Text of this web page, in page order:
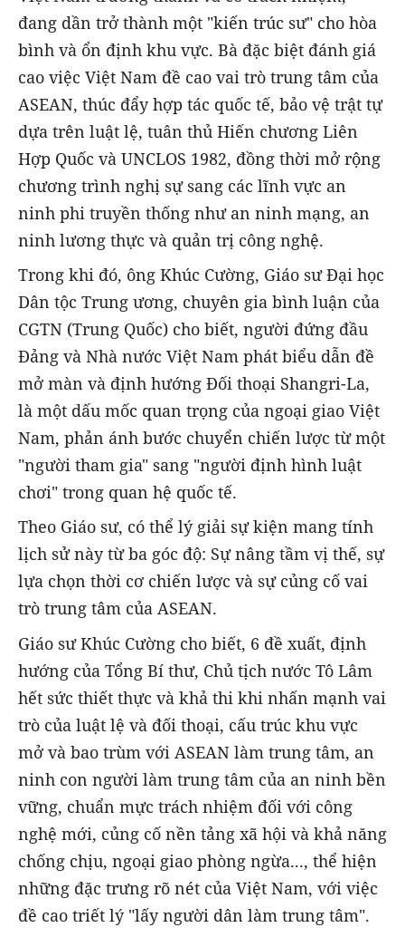
đang dần trở thành một "kiến trúc sư" cho hòa
bình và ổn định khu vực. Bà đặc biệt đánh giá
cao việc Việt Nam đề cao vai trò trung tâm của
ASEAN, thúc đẩy hợp tác quốc tế, bảo vệ trật tự
dựa trên luật lệ, tuân thủ Hiến chương Liên
Hợp Quốc và UNCLOS 1982, đồng thời mở rộng
chương trình nghị sự sang các lĩnh vực an
ninh phi truyền thống như an ninh mạng, an
ninh lương thực và quản trị công nghệ.
Trong khi đó, ông Khúc Cường, Giáo sư Đại học
Dân tộc Trung ương, chuyên gia bình luận của
CGTN (Trung Quốc) cho biết, người đứng đầu
Đảng và Nhà nước Việt Nam phát biểu dẫn đề
mở màn và định hướng Đối thoại Shangri-La,
là một dấu mốc quan trọng của ngoại giao Việt
Nam, phản ánh bước chuyển chiến lược từ một
"người tham gia" sang "người định hình luật
chơi" trong quan hệ quốc tế.
Theo Giáo sư, có thể lý giải sự kiện mang tính
lịch sử này từ ba góc độ: Sự nâng tầm vị thế, sự
lựa chọn thời cơ chiến lược và sự củng cố vai
trò trung tâm của ASEAN.
Giáo sư Khúc Cường cho biết, 6 đề xuất, định
hướng của Tổng Bí thư, Chủ tịch nước Tô Lâm
hết sức thiết thực và khả thi khi nhấn mạnh vai
trò của luật lệ và đối thoại, cấu trúc khu vực
mở và bao trùm với ASEAN làm trung tâm, an
ninh con người làm trung tâm của an ninh bền
vững, chuẩn mực trách nhiệm đối với công
nghệ mới, củng cố nền tảng xã hội và khả năng
chống chịu, ngoại giao phòng ngừa..., thể hiện
những đặc trưng rõ nét của Việt Nam, với việc
đề cao triết lý "lấy người dân làm trung tâm".